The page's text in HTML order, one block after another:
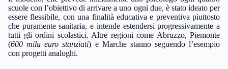
scuole con l’obiettivo di arrivare a uno ogni due, è stato ideato per
essere flessibile, con una finalità educativa e preventiva piuttosto
che puramente sanitaria, e intende estendersi progressivamente a
tutti gli ordini scolastici. Altre regioni come Abruzzo, Piemonte
(600 mila euro stanziati) e Marche stanno seguendo l’esempio
con progetti analoghi.